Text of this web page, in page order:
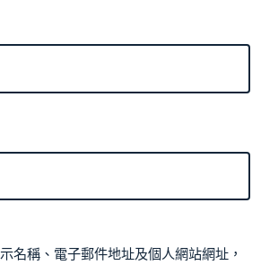
名稱、電子郵件地址及個人網站網址，